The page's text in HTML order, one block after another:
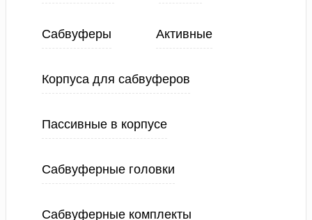
Сабвуферы Активные
Корпуса для сабвуферов
Пассивные в корпусе
Сабвуферные головки
Сабвуферные комплекты